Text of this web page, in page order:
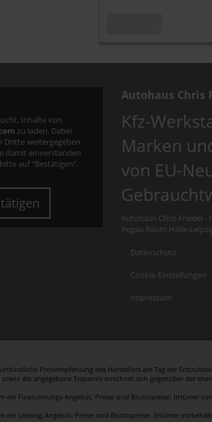
Inhalte von
zu laden. Dabei
Dritte weitergegeben
damit einverstanden
auf "Bestätigen".
Autohaus Chris
Kfz-
Marken
von EU-
Autohaus Chris Friedel
Pegau Raum Halle-
Datenschutz
Cookie-Einstellungen
Impressum
Preisempfehlung des Herstellers am Tag der
die angegebene Ersparnis errechnet sich gegenüber der
ein Finanzierungs-Angebot. Preise sind Bruttopreise. Irrtümer
ein Leasing-Angebot. Preise sind Bruttopreise. Irrtümer